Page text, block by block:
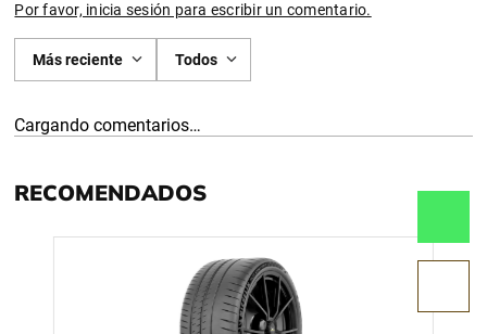
Por favor, inicia sesión para escribir un comentario.
Más reciente Todos
Cargando comentarios…
RECOMENDADOS